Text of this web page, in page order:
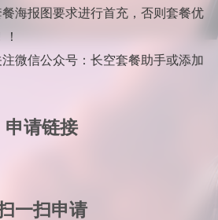
海报图要求进行首充，否则套餐优
微信公众号：长空套餐助手或添加
申请链接
一扫申请